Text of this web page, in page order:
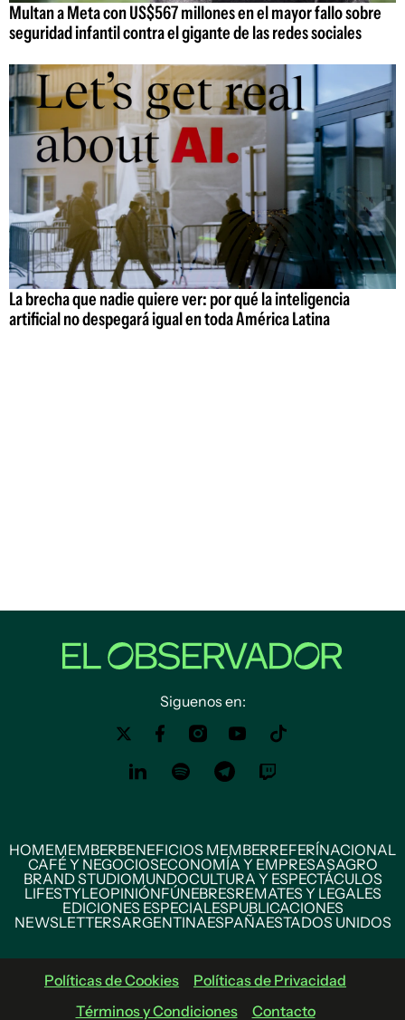
Multan a Meta con US$567 millones en el mayor fallo sobre
seguridad infantil contra el gigante de las redes sociales
La brecha que nadie quiere ver: por qué la inteligencia
artificial no despegará igual en toda América Latina
Siguenos en:
HOMEMEMBERBENEFICIOS MEMBERREFERÍNACIONAL
CAFÉ Y NEGOCIOSECONOMÍA Y EMPRESASAGRO
BRAND STUDIOMUNDOCULTURA Y ESPECTÁCULOS
LIFESTYLEOPINIÓNFÚNEBRESREMATES Y LEGALES
EDICIONES ESPECIALESPUBLICACIONES
NEWSLETTERSARGENTINAESPAÑAESTADOS UNIDOS
Políticas de Cookies
Políticas de Privacidad
Términos y Condiciones
Contacto